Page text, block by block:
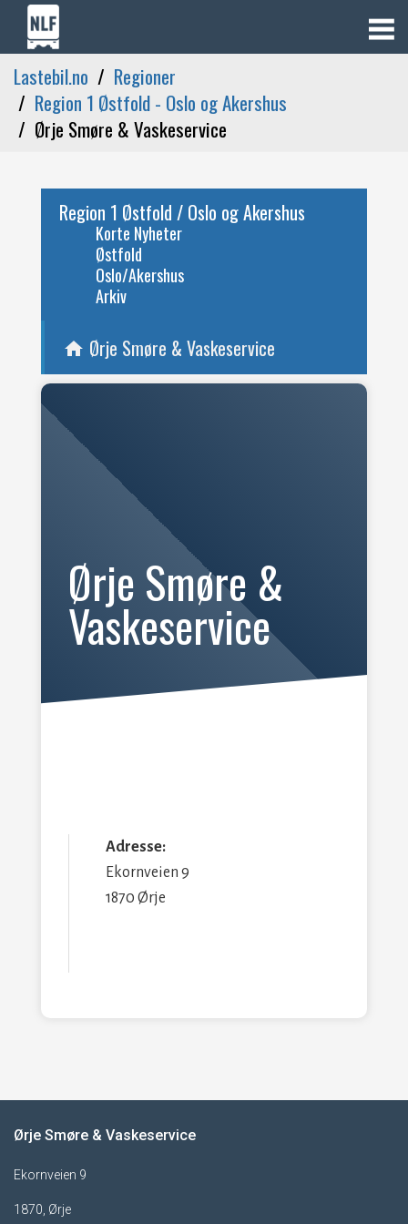
Lastebil.no
Regioner
Region 1 Østfold - Oslo og Akershus
Ørje Smøre & Vaskeservice
Region 1 Østfold / Oslo og Akershus
Korte Nyheter
Østfold
Oslo/Akershus
Arkiv
home Ørje Smøre & Vaskeservice
Ørje Smøre &
Vaskeservice
Adresse:
Ekornveien 9
1870 Ørje
Ørje Smøre & Vaskeservice
Ekornveien 9
1870, Ørje